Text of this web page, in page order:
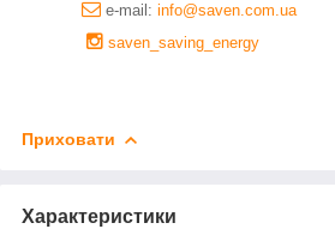
e-mail: info@saven.com.ua
saven_saving_energy
Приховати
Характеристики